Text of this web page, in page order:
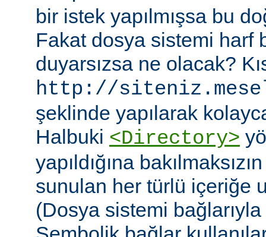
bir istek yapılmışsa bu
Fakat dosya sistemi harf
duyarsızsa ne olacak?
http://
şeklinde yapılarak
Halbuki <Directory>
yapıldığına
sunulan her türlü içeriğe
(Dosya sistemi